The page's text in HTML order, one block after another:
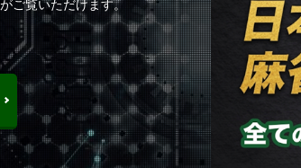
ご覧いただけます。